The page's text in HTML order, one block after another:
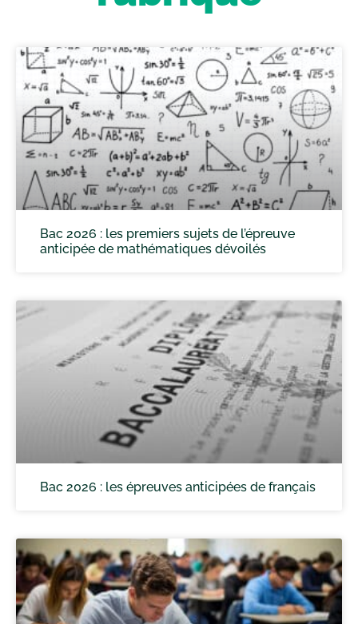
Bac 2026 : les premiers sujets de l’épreuve
anticipée de mathématiques dévoilés
Bac 2026 : les épreuves anticipées de français